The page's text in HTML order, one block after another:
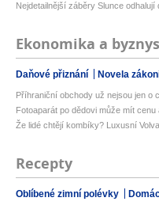
Nejdetailnější záběry Slunce
Ekonomika a byznys
Daňové přiznání Novela
Příhraniční obchody už nejsou jen o
Fotoaparát po dědovi může mít
Že lidé chtějí kombíky? Luxusní
Recepty
Oblíbené zimní polévky